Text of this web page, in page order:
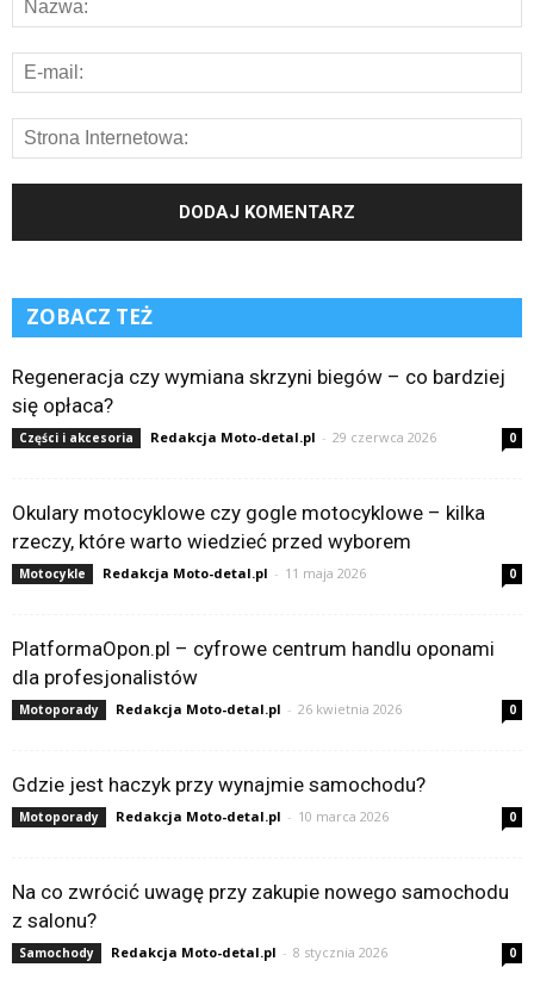
ZOBACZ TEŻ
Regeneracja czy wymiana skrzyni biegów – co bardziej
się opłaca?
Części i akcesoria Redakcja Moto-detal.pl - 29 czerwca 2026 0
Okulary motocyklowe czy gogle motocyklowe – kilka
rzeczy, które warto wiedzieć przed wyborem
Motocykle Redakcja Moto-detal.pl - 11 maja 2026 0
PlatformaOpon.pl – cyfrowe centrum handlu oponami
dla profesjonalistów
Motoporady Redakcja Moto-detal.pl - 26 kwietnia 2026 0
Gdzie jest haczyk przy wynajmie samochodu?
Motoporady Redakcja Moto-detal.pl - 10 marca 2026 0
Na co zwrócić uwagę przy zakupie nowego samochodu
z salonu?
Samochody Redakcja Moto-detal.pl - 8 stycznia 2026 0